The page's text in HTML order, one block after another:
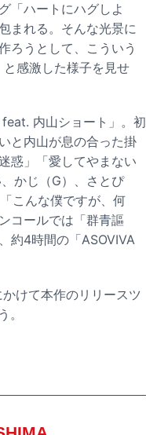
「ハートにハグしよ
まれる。そんな光景に
ろうとして、こういう
感激した様子を見せ
内山ショート」。初
と内山が息の合った掛
惑」「愛してやまない
かじ（G）、さとぴ
こんな僕ですが、何
コールでは「群青謳
約4時間の「ASOVIVA
けて本作のリリースツ
。